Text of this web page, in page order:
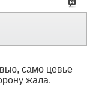
само цевье
жала.